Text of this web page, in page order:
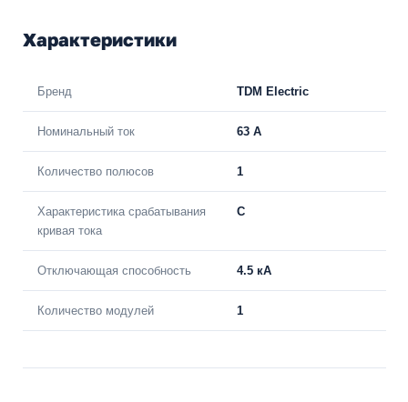
Характеристики
Бренд TDM Electric
Номинальный ток 63 A
Количество полюсов 1
Характеристика срабатывания
кривая тока
C
Отключающая способность 4.5 кА
Количество модулей 1